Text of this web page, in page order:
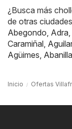
¿Busca más
de otras
Abegondo, Adra,
Caramiñal,
Agüimes, Abanilla
Inicio Ofertas